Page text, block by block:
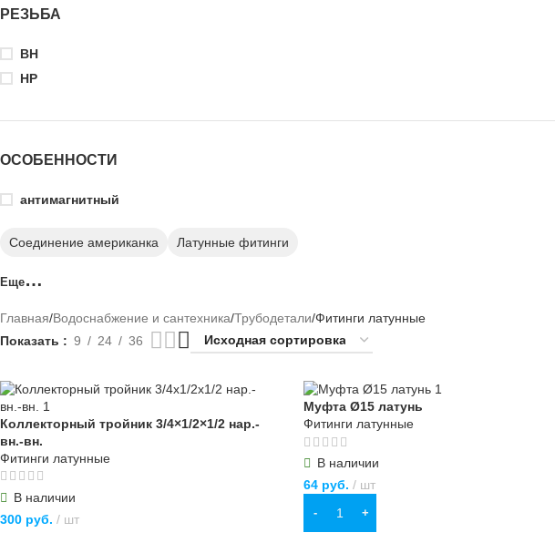
РЕЗЬБА
ВН
НР
ОСОБЕННОСТИ
антимагнитный
Соединение американка Латунные фитинги
Еще
Главная Водоснабжение и сантехника Трубодетали Фитинги латунные
Показать
9 24 36
Коллекторный тройник 3/4×1/2×1/2 нар.-
вн.-вн.
Фитинги латунные
В наличии
300 руб. шт
Муфта Ø15 латунь
Фитинги латунные
В наличии
64 руб. шт
В КОРЗИНУ